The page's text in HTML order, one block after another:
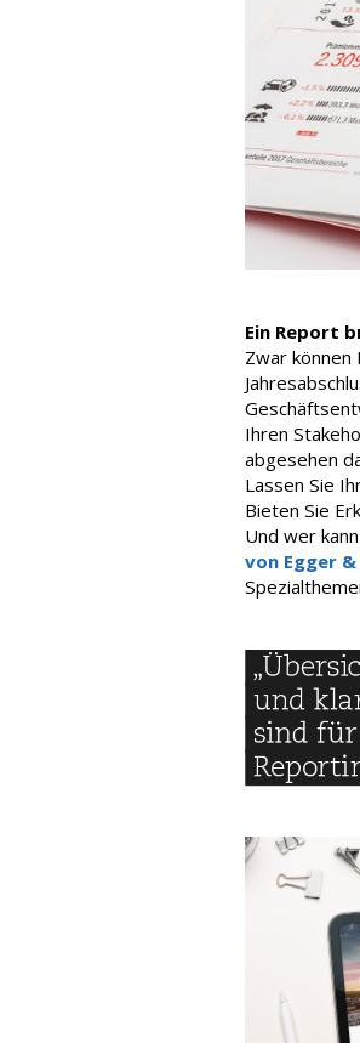
Ein Report
Zwar können
Ihren
abgesehen
Lassen Sie
Bieten Sie
Und wer
von Egger